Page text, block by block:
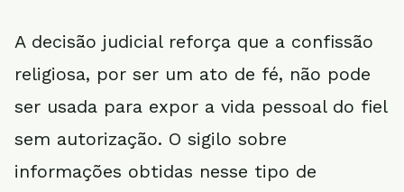
A decisão judicial reforça que a confissão
religiosa, por ser um ato de fé, não pode
ser usada para expor a vida pessoal do fiel
sem autorização. O sigilo sobre
informações obtidas nesse tipo de